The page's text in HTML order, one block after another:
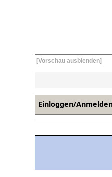
[Vorschau ausblenden]